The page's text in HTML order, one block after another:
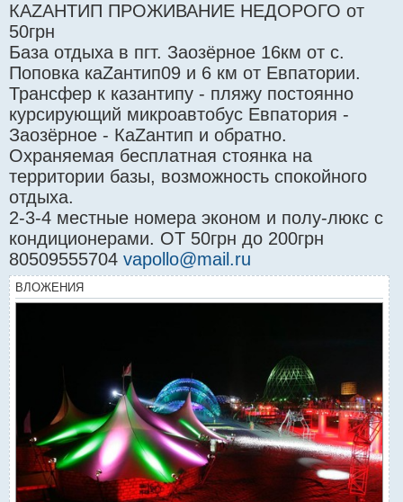
н
и
е
КАZАНТИП ПРОЖИВАНИЕ НЕДОРОГО от
50грн
База отдыха в пгт. Заозёрное 16км от с.
Поповка каZантип09 и 6 км от Евпатории.
Трансфер к казантипу - пляжу постоянно
курсирующий микроавтобус Евпатория -
Заозёрное - КаZантип и обратно.
Охраняемая бесплатная стоянка на
территории базы, возможность спокойного
отдыха.
2-3-4 местные номера эконом и полу-люкс с
кондиционерами. ОТ 50грн до 200грн
80509555704 vapollo@mail.ru
ВЛОЖЕНИЯ